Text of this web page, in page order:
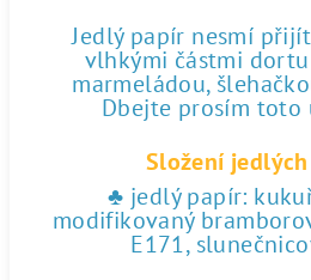
Jedlý papír nesmí
vlhkými částmi dortu
marmeládou,
Dbejte prosím toto
Složení
♣ jedlý papír:
modifikovaný
E171,